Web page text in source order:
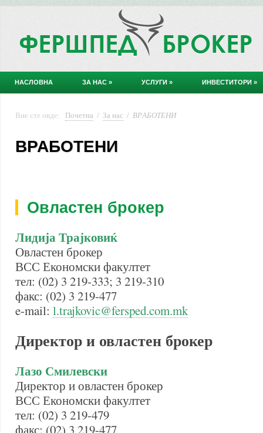
НАСЛОВНА ЗА НАС » УСЛУГИ » ИНВЕСТИТОРИ »
Вие сте овде: Почетна / За нас / ВРАБОТЕНИ
ВРАБОТЕНИ
Овластен брокер
Лидија Трајковиќ
Овластен брокер
ВСС Економски факултет
тел: (02) 3 219-333; 3 219-310
факс: (02) 3 219-477
e-mail: l.trajkovic@fersped.com.mk
Директор и овластен брокер
Лазо Смилевски
Директор и овластен брокер
ВСС Економски факултет
тел: (02) 3 219-479
факс: (02) 3 219-477